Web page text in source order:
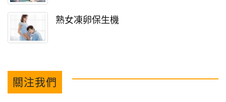
熟女凍卵保生機
關注我們